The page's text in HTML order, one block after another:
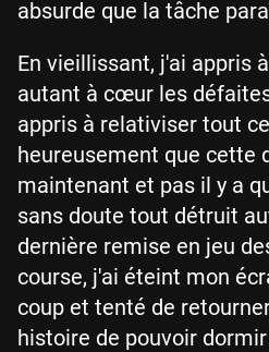
absurde que la tâche
En vieillissant, j'ai appris
autant à cœur les
appris à relativiser tout
heureusement que cette
maintenant et pas il y a
sans doute tout détruit
dernière remise en jeu
course, j'ai éteint mon
coup et tenté de
histoire de pouvoir